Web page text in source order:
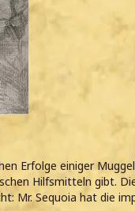
Erfolge einiger
Hilfsmitteln gibt.
Mr. Sequoia hat die